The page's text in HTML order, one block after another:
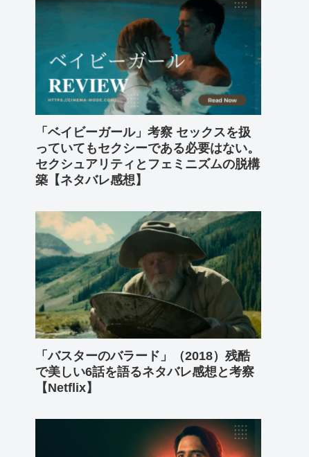
「ベイビーガール」考察 セックスを扱
っていてもセクシーである必要はない。
セクシュアリティとフェミニズムの脱構
築【ネタバレ感想】
「バスターのバラード」（2018）残酷
で美しい6話を語るネタバレ感想と考察
【Netflix】